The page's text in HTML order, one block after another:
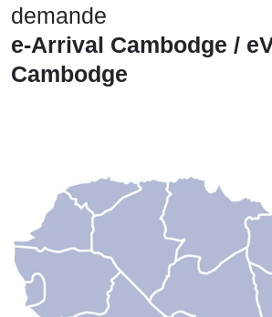
demande
e-Arrival Cambodge /
Cambodge